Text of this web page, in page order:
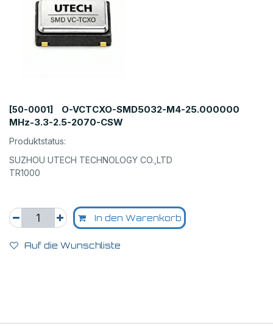
[50-0001]
O-VCTCXO-SMD5032-M4-25.000000
MHz-3.3-2.5-2070-CSW
Produktstatus:
SUZHOU UTECH TECHNOLOGY CO.,LTD
TR1000
In den Warenkorb
Auf die Wunschliste